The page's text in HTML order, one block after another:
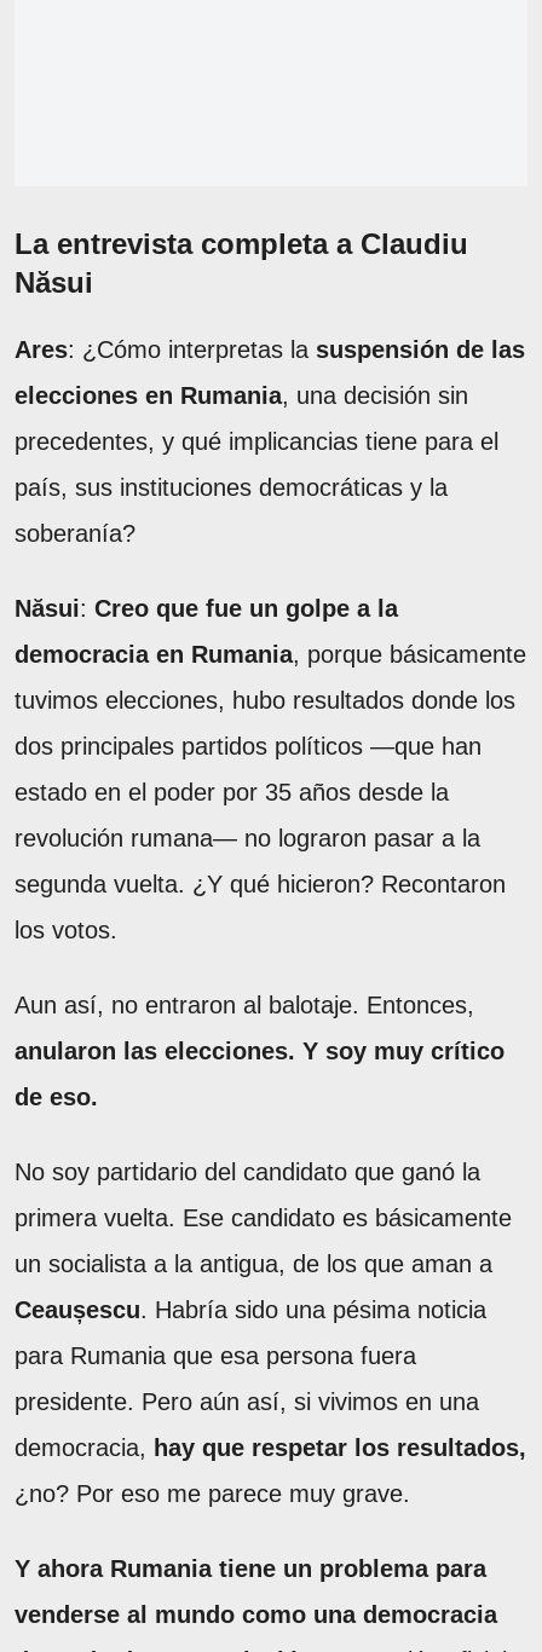
La entrevista completa a Claudiu
Năsui
Ares: ¿Cómo interpretas la suspensión de las
elecciones en Rumania, una decisión sin
precedentes, y qué implicancias tiene para el
país, sus instituciones democráticas y la
soberanía?
Năsui: Creo que fue un golpe a la
democracia en Rumania, porque básicamente
tuvimos elecciones, hubo resultados donde los
dos principales partidos políticos —que han
estado en el poder por 35 años desde la
revolución rumana— no lograron pasar a la
segunda vuelta. ¿Y qué hicieron? Recontaron
los votos.
Aun así, no entraron al balotaje. Entonces,
anularon las elecciones. Y soy muy crítico
de eso.
No soy partidario del candidato que ganó la
primera vuelta. Ese candidato es básicamente
un socialista a la antigua, de los que aman a
Ceaușescu. Habría sido una pésima noticia
para Rumania que esa persona fuera
presidente. Pero aún así, si vivimos en una
democracia, hay que respetar los resultados,
¿no? Por eso me parece muy grave.
Y ahora Rumania tiene un problema para
venderse al mundo como una democracia